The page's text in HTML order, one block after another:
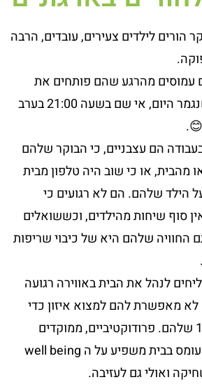
ההורים
אצלכם
בארגון,
פנויים
לעבודה
ומרגישים
הורים לילדים צעירים, עובדים, הרבה
עמוסים מהרגע שהם פותחים את
העיניים בבוקר, ועד שנגמר היום, אי שם בשעה 21:00 בערב
הם עצבניים, כי הבוקר שלהם
מהבית, או כי שוב היה טלפון מבית
הילד שלהם. הם לא רגועים כי
סוף שיחות מהילדים, וכששואלים
שלהם היא של כיבוי שריפות
לנהל את הבית באווירה רגועה
מאפשרת להם למצוא איזון כדי
להיות בעבודה ב 100% שלהם. פרודוקטיביים, ממוקדים
ומגויסים, כשבנוסף העומס בבית משפיע על ה well being
ואולי גם לעזיבה.